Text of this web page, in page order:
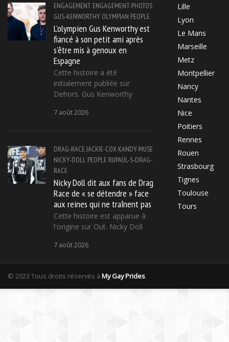
ENGAGEMENT ENGAGEMENT-PHOTOS
GUS-KENWORTHY OLYMPIAN PEOPLE
L'olympien Gus Kenworthy est
fiancé à son petit ami après
s'être mis à genoux en
Espagne
Cette histoire a été
initialement publiée sur
Dehors. Gus Kenworthy
7 août 2026
DRAG-RACE JACKIE-COX KANDY-MUSE
NICKY-DOLL PEOPLE RUPAUL-S-DRAG-
RACE
Nicky Doll dit aux fans de Drag
Race de « se détendre » face
aux reines qui ne traînent pas
Cette histoire est apparue à
l'origine sur Out. Nicky Doll
7 août 2026
Lille
Lyon
Le Mans
Marseille
Metz
Montpellier
Nancy
Nantes
Nice
Poitiers
Rennes
Rouen
Strasbourg
Tignes
Toulouse
Tours
© 2023 Tous droits réservés à My Gay Prides.